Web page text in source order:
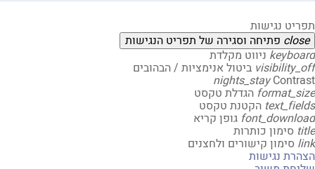
נגישות
פתיחה וסגירה של תפריט הנגישות
ניווט מקלדת
ביטול אנימציות / הבהובים
nights_stay
הגדלת טקסט
הקטנת טקסט
גופן קריא
סימון כותרות
סימון קישורים ולחצנים
נגישות